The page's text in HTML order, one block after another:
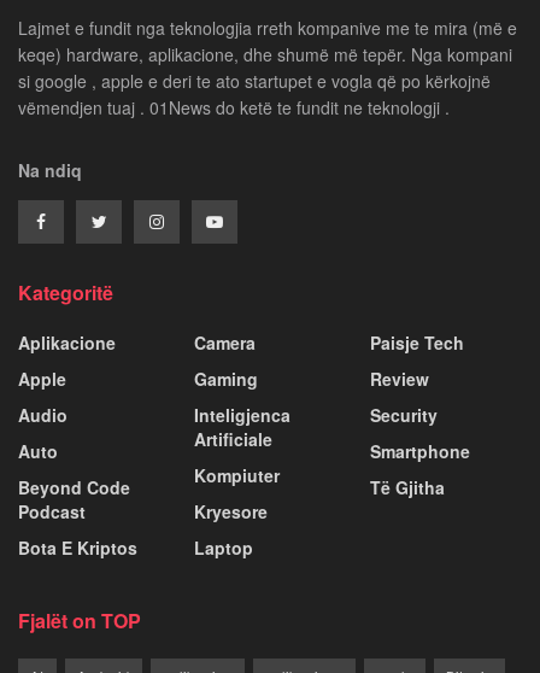
Lajmet e fundit nga teknologjia rreth kompanive me te mira (më e
keqe) hardware, aplikacione, dhe shumë më tepër. Nga kompani
si google , apple e deri te ato startupet e vogla që po kërkojnë
vëmendjen tuaj . 01News do ketë te fundit ne teknologji .
Na ndiq
Kategoritë
Aplikacione
Apple
Audio
Auto
Beyond Code
Podcast
Bota E Kriptos
Camera
Gaming
Inteligjenca
Artificiale
Kompiuter
Kryesore
Laptop
Paisje Tech
Review
Security
Smartphone
Të Gjitha
Fjalët on TOP